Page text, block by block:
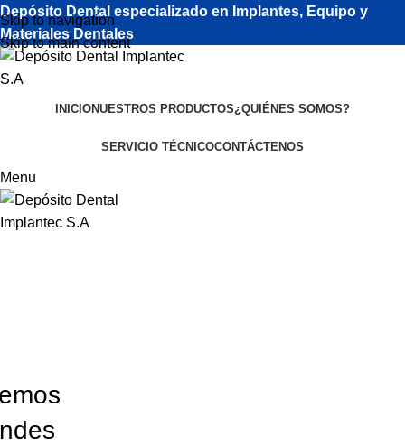
Skip to navigation
Skip to main content
Depósito Dental especializado en Implantes, Equipo y
Materiales Dentales
INICIONUESTROS PRODUCTOS¿QUIÉNES SOMOS?
SERVICIO TÉCNICOCONTÁCTENOS
Menu